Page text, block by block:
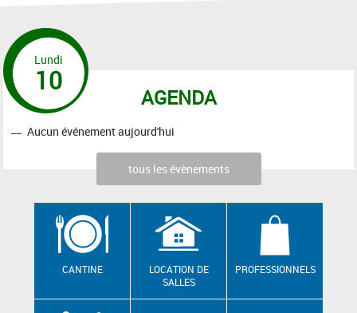
AGENDA
Lundi
10
Aucun événement aujourd'hui
tous les évènements
CANTINE
LOCATION DE
SALLES
PROFESSIONNELS